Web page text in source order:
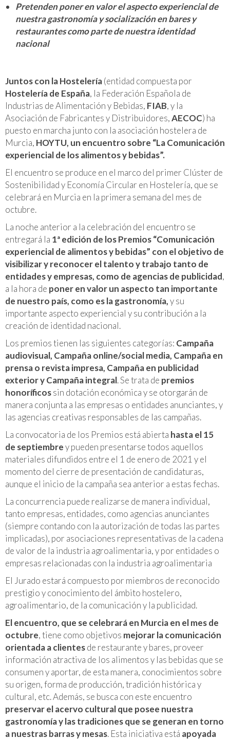
Pretenden poner en valor el aspecto experiencial de
nuestra gastronomía y socialización en bares y
restaurantes como parte de nuestra identidad
nacional
Juntos con la Hostelería(entidad compuesta por
Hostelería de España, la Federación Española de
Industrias de Alimentación y Bebidas, FIAB, y la
Asociación de Fabricantes y Distribuidores,AECOC) ha
puesto en marcha junto con la asociación hostelera de
Murcia, HOYTU, un encuentro sobre “La Comunicación
experiencial de los alimentos y bebidas”.
El encuentro se produce en el marco del primer Clúster de
Sostenibilidad y Economía Circular en Hostelería, que se
celebrará en Murcia en la primera semana del mes de
octubre.
La noche anterior a la celebración del encuentro se
entregará la 1ª edición de los Premios “Comunicación
experiencial de alimentos y bebidas” con el objetivo de
visibilizar y reconocer el talento y trabajo tanto de
entidades y empresas, como de agencias de publicidad,
a la hora de poner en valor un aspecto tan importante
de nuestro país, como es la gastronomía,y su
importante aspecto experiencial y su contribución a la
creación de identidad nacional.
Los premios tienen las siguientes categorías: Campaña
audiovisual, Campaña online/social media, Campaña en
prensa o revista impresa, Campaña en publicidad
exterior y Campaña integral. Se trata de premios
honoríficossin dotación económica y se otorgarán de
manera conjunta a las empresas o entidades anunciantes, y
las agencias creativas responsables de las campañas.
La convocatoria de los Premios está abierta hasta el 15
de septiembrey pueden presentarse todos aquellos
materiales difundidos entre el 1 de enero de 2021 y el
momento del cierre de presentación de candidaturas,
aunque el inicio de la campaña sea anterior a estas fechas.
La concurrencia puede realizarse de manera individual,
tanto empresas, entidades, como agencias anunciantes
(siempre contando con la autorización de todas las partes
implicadas), por asociaciones representativas de la cadena
de valor de la industria agroalimentaria, y por entidades o
empresas relacionadas con la industria agroalimentaria
El Jurado estará compuesto por miembros de reconocido
prestigio y conocimiento del ámbito hostelero,
agroalimentario, de la comunicación y la publicidad.
El encuentro, que se celebrará en Murcia en el mes de
octubre, tiene como objetivos mejorar la comunicación
orientada a clientesde restaurante y bares, proveer
información atractiva de los alimentos y las bebidas que se
consumen y aportar, de esta manera, conocimientos sobre
su origen, forma de producción, tradición histórica y
cultural, etc. Además, se busca con este encuentro
preservar el acervo cultural que posee nuestra
gastronomía y las tradiciones que se generan en torno
a nuestras barras y mesas. Esta iniciativa está apoyada